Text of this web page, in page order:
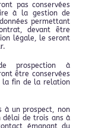
pas conservées
à la gestion de
permettant
devant être
légale, le seront
prospection à
être conservées
la fin de la relation
à un prospect, non
délai de trois ans à
émanant du